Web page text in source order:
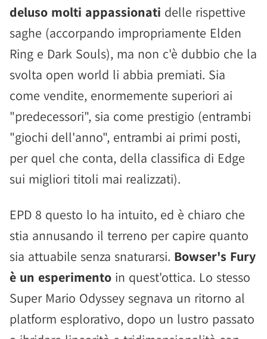
deluso molti appassionati delle rispettive
saghe (accorpando impropriamente Elden
Ring e Dark Souls), ma non c'è dubbio che la
svolta open world li abbia premiati. Sia
come vendite, enormemente superiori ai
"predecessori", sia come prestigio (entrambi
"giochi dell'anno", entrambi ai primi posti,
per quel che conta, della classifica di Edge
sui migliori titoli mai realizzati).
EPD 8 questo lo ha intuito, ed è chiaro che
stia annusando il terreno per capire quanto
sia attuabile senza snaturarsi. Bowser's Fury
è un esperimento in quest'ottica. Lo stesso
Super Mario Odyssey segnava un ritorno al
platform esplorativo, dopo un lustro passato